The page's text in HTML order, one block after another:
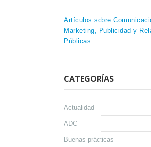
Artículos sobre
Marketing, Publicidad y
Públicas
CATEGORÍAS
Actualidad
ADC
Buenas prácticas